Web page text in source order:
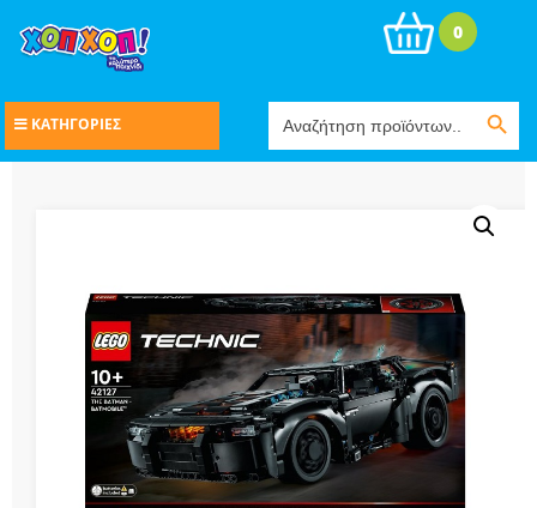
for:
Search Button
0
ΚΑΤΗΓΟΡΙΕΣ